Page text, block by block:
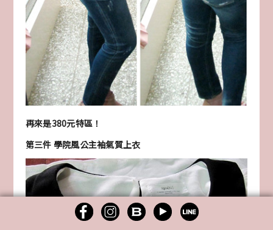
再來是380元特區！
第三件 學院風公主袖氣質上衣